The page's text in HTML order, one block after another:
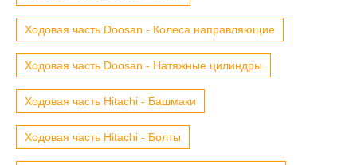
Ходовая часть Doosan - Колеса направляющие
Ходовая часть Doosan - Натяжные цилиндры
Ходовая часть Hitachi - Башмаки
Ходовая часть Hitachi - Болты